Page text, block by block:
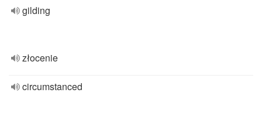
gilding
złocenie
circumstanced